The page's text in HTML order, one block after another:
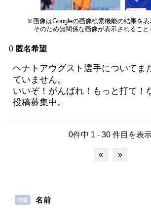
※画像はGoogleの画像検索機能の結果を表
そのため無関係な画像が表示されること
0 匿名希望
ヘナトアウグスト選手についてま
ていません。
いいぞ！がんばれ！もっと打て！
投稿募集中。
0件中 1 - 30 件目を表
« »
任意 名前